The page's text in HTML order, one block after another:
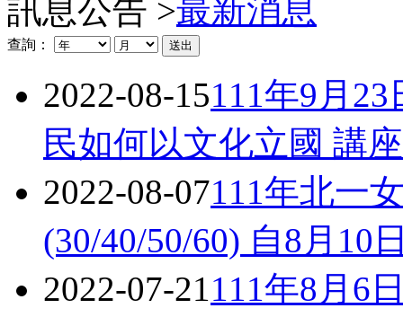
訊息公告 >最新消息
查詢：
2022-08-15111年9月
民如何以文化立國 講
2022-08-07111年北一
(30/40/50/60) 自8月10
2022-07-21111年8月6